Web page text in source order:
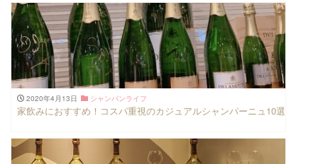
2020年4月13日 シャンパンライフ
家飲みにおすすめ！コスパ重視のカジュアルシャンパーニュ10選